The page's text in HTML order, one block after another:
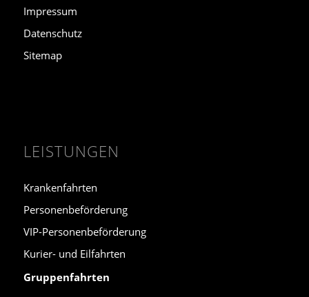
Impressum
Datenschutz
Sitemap
LEISTUNGEN
Krankenfahrten
Personenbeförderung
VIP-Personenbeförderung
Kurier- und Eilfahrten
Gruppenfahrten